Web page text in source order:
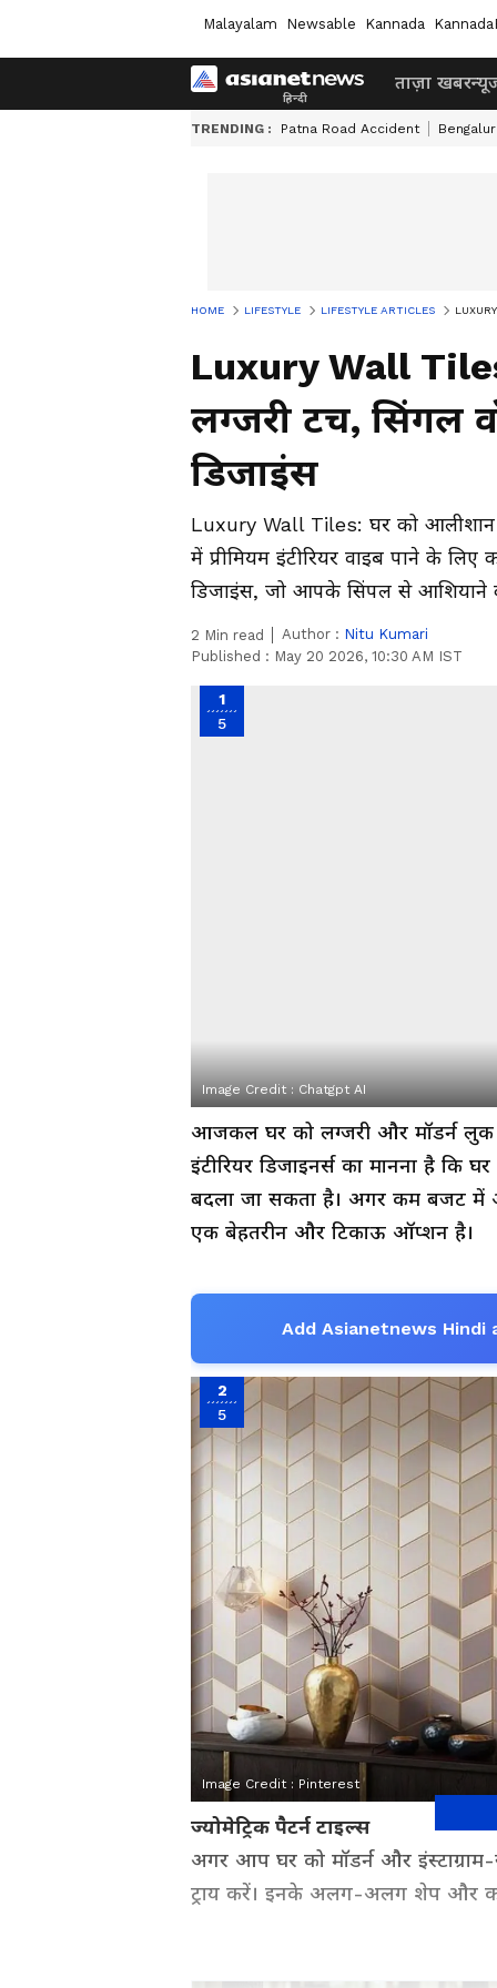
Malayalam Newsable Kannada
ताज़ा खबर
TRENDING : Patna Road Accident
HOME LIFESTYLE LIFESTYLE ARTICLES
Luxury Wall
लग्जरी टच, सिंगल
डिजाइंस
Luxury Wall Tiles: घर को
में प्रीमियम इंटीरियर वाइब पाने के
डिजाइंस, जो आपके सिंपल से आशियाने
2 Min read Author : Nitu Kumari
Published : May 20 2026, 10:30 AM IST
1
5
Image Credit : Chatgpt AI
आजकल घर को लग्जरी और मॉडर्न लुक
इंटीरियर डिजाइनर्स का मानना है कि
बदला जा सकता है। अगर कम बजट में
एक बेहतरीन और टिकाऊ ऑप्शन है।
Add Asianetnews Hindi
2
5
Image Credit : Pinterest
ज्योमेट्रिक पैटर्न टाइल्स
अगर आप घर को मॉडर्न और
ट्राय करें। इनके अलग-अलग शेप और